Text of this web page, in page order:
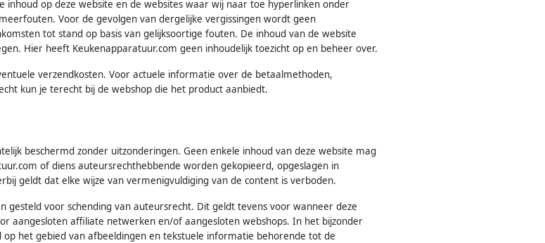
inhoud op deze website en de websites waar wij naar toe hyperlinken onder
Voor de gevolgen van dergelijke vergissingen wordt geen
tot stand op basis van gelijksoortige fouten. De inhoud van de website
Hier heeft Keukenapparatuur.com geen inhoudelijk toezicht op en beheer over.
verzendkosten. Voor actuele informatie over de betaalmethoden,
kun je terecht bij de webshop die het product aanbiedt.
beschermd zonder uitzonderingen. Geen enkele inhoud van deze website mag
of diens auteursrechthebbende worden gekopieerd, opgeslagen in
geldt dat elke wijze van vermenigvuldiging van de content is verboden.
gesteld voor schending van auteursrecht. Dit geldt tevens voor wanneer deze
aangesloten affiliate netwerken en/of aangesloten webshops. In het bijzonder
het gebied van afbeeldingen en tekstuele informatie behorende tot de